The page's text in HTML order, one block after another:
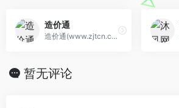
造价通
造价通(www.zjtcn.com)是全国...
暂无评论